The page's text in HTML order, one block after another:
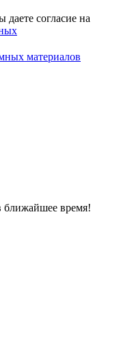
согласие на
материалов
ближайшее время!